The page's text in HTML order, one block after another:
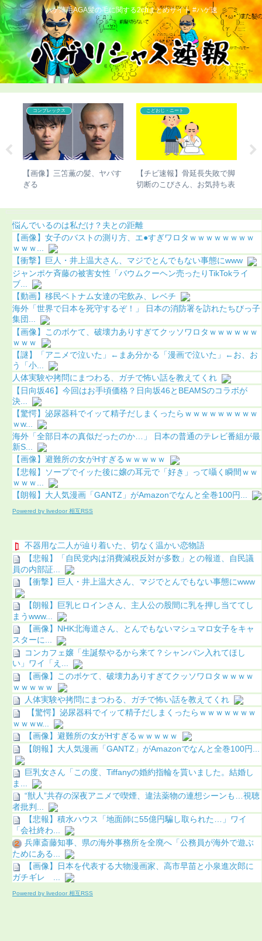
ハゲ薄毛AGA髪の毛に関する2chまとめサイト #ハゲ速
コンプレックス
【画像】三笘薫の髪、ヤバす
ぎる
こどおじ・ニート
【チビ速報】骨延長失敗で脚
切断のこびさん、お気持ち表
悩んでいるのは私だけ？夫との距離
【画像】女子のバストの測り方、エ●すぎワロタｗｗｗｗｗｗｗｗ
ｗｗｗ...
【衝撃】巨人・井上温大さん、マジでとんでもない事態にwww
ジャンポケ斉藤の被害女性「バウムクーヘン売ったりTikTokライ
ブ...
【動画】移民ベトナム女達の宅飲み、レベチ
海外「世界で日本を死守するぞ！」 日本の消防署を訪れたちびっ子
集団...
【画像】このボケて、破壊力ありすぎてクッソワロタｗｗｗｗｗｗ
ｗｗｗ
【謎】「アニメで泣いた」←まあ分かる「漫画で泣いた」←お、お
う「小...
人体実験や拷問にまつわる、ガチで怖い話を教えてくれ
【日向坂46】今回はお手頃価格？日向坂46とBEAMSのコラボが
決...
【驚愕】泌尿器科でイッて精子だしまくったらｗｗｗｗｗｗｗｗｗ
ｗw...
海外「全部日本の真似だったのか…」 日本の普通のテレビ番組が最
新S...
【画像】避難所の女がHすぎるｗｗｗｗｗ
【悲報】ソープでイッた後に嬢の耳元で「好き」って囁く瞬間ｗｗ
ｗｗｗ...
【朗報】大人気漫画「GANTZ」がAmazonでなんと全巻100円...
Powered by livedoor 相互RSS
不器用な二人が辿り着いた、切なく温かい恋物語
【悲報】「自民党内は消費減税反対が多数」との報道、自民議
員の内部証...
【衝撃】巨人・井上温大さん、マジでとんでもない事態にwww
【朗報】巨乳ヒロインさん、主人公の股間に乳を押し当ててし
まうwww...
【画像】NHK北海道さん、とんでもないマシュマロ女子をキャ
スターに...
コンカフェ嬢「生誕祭やるから来て？シャンパン入れてほし
い」ワイ「え...
【画像】このボケて、破壊力ありすぎてクッソワロタｗｗｗｗ
ｗｗｗｗｗ
人体実験や拷問にまつわる、ガチで怖い話を教えてくれ
【驚愕】泌尿器科でイッて精子だしまくったらｗｗｗｗｗｗｗ
ｗｗｗw...
【画像】避難所の女がHすぎるｗｗｗｗｗ
【朗報】大人気漫画「GANTZ」がAmazonでなんと全巻100円...
巨乳女さん「この度、Tiffanyの婚約指輪を貰いました。結婚し
ま...
“獣人”共存の深夜アニメで喫煙、違法薬物の連想シーンも…視聴
者批判...
【悲報】積水ハウス「地面師に55億円騙し取られた…」ワイ
「会社終わ...
兵庫斎藤知事、県の海外事務所を全廃へ「公務員が海外で遊ぶ
ためにある...
【画像】日本を代表する大物漫画家、高市早苗と小泉進次郎に
ガチギレ ...
Powered by livedoor 相互RSS